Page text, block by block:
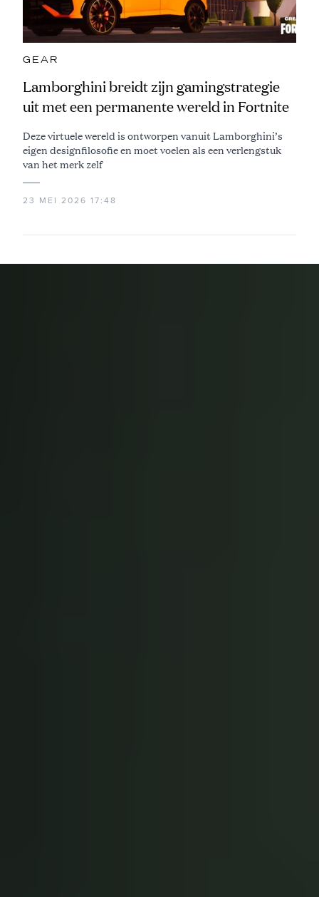
GEAR
Lamborghini breidt zijn gamingstrategie
uit met een permanente wereld in Fortnite
Deze virtuele wereld is ontworpen vanuit Lamborghini’s
eigen designfilosofie en moet voelen als een verlengstuk
van het merk zelf
23 MEI 2026 17:48